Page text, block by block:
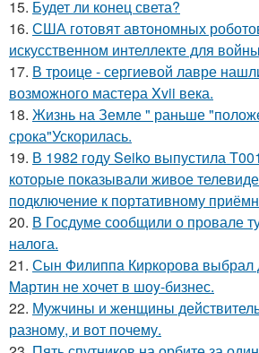
15. Будет ли конец света?
16. США готовят автономных
искусственном интеллекте для
17. В троице - сергиевой лавре
возможного мастера Xvii века.
18. Жизнь на Земле " раньше
срока"Ускорилась.
19. В 1982 году Seiko выпустила
которые показывали живое
подключение к портативному
20. В Госдуме сообщили о провале
налога.
21. Сын Филиппa Киркоровa выбрал
Mартин не хочет в шоy-бизнес.
22. Мужчины и женщины
разному, и вот почему.